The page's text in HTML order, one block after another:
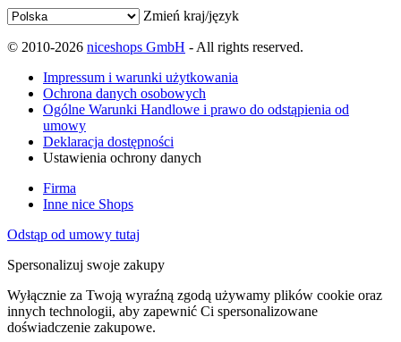
Zmień kraj/język
© 2010-2026 niceshops GmbH - All rights reserved.
Impressum i warunki użytkowania
Ochrona danych osobowych
Ogólne Warunki Handlowe i prawo do odstąpienia od
umowy
Deklaracja dostępności
Ustawienia ochrony danych
Firma
Inne nice Shops
Odstąp od umowy tutaj
Spersonalizuj swoje zakupy
Wyłącznie za Twoją wyraźną zgodą używamy plików cookie oraz
innych technologii, aby zapewnić Ci spersonalizowane
doświadczenie zakupowe.